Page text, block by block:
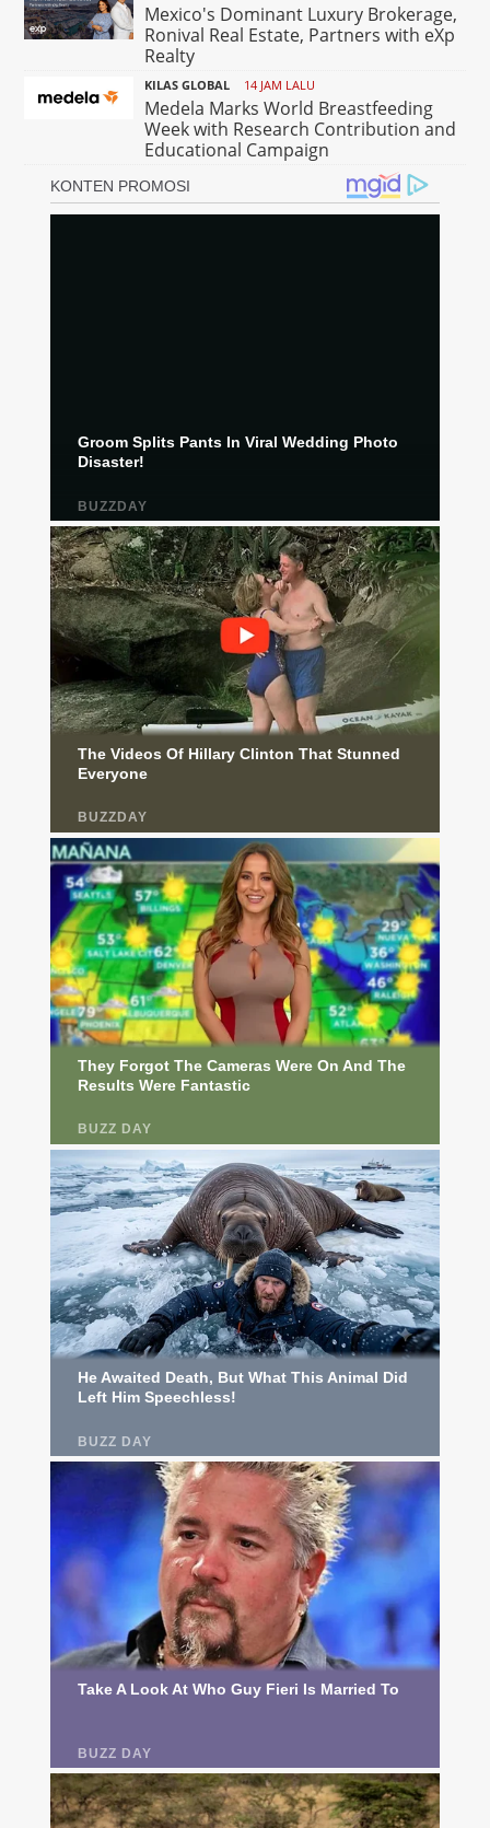
Mexico's Dominant Luxury Brokerage,
Ronival Real Estate, Partners with eXp
Realty
KILAS GLOBAL 14 JAM LALU
Medela Marks World Breastfeeding
Week with Research Contribution and
Educational Campaign